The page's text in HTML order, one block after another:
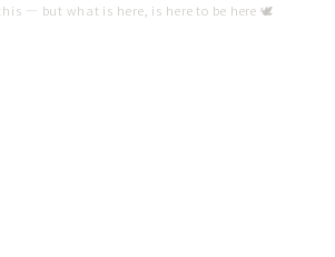
— but what is here, is here to be here 🕊